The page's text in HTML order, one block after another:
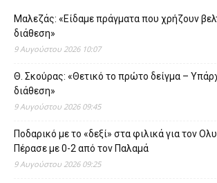
Μαλεζάς: «Είδαμε πράγματα που χρήζουν
διάθεση»
9 Αυγούστου 2026 10:07
Θ. Σκούρας: «Θετικό το πρώτο δείγμα –
διάθεση»
9 Αυγούστου 2026 09:45
Ποδαρικό με το «δεξί» στα φιλικά για τον
Πέρασε με 0-2 από τον Παλαμά
9 Αυγούστου 2026 09:25